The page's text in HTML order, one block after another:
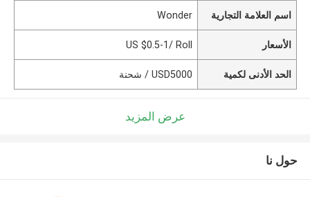
اسم العلامة التجارية Wonder
الأسعار US $0.5-1/ Roll
الحد الأدنى لكمية USD5000 / شحنة
عرض المزيد
حول نا